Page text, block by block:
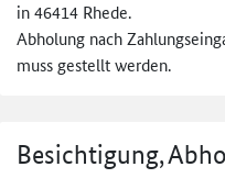
in 46414 Rhede.
Abholung nach
muss gestellt werden.
Besichtigung,